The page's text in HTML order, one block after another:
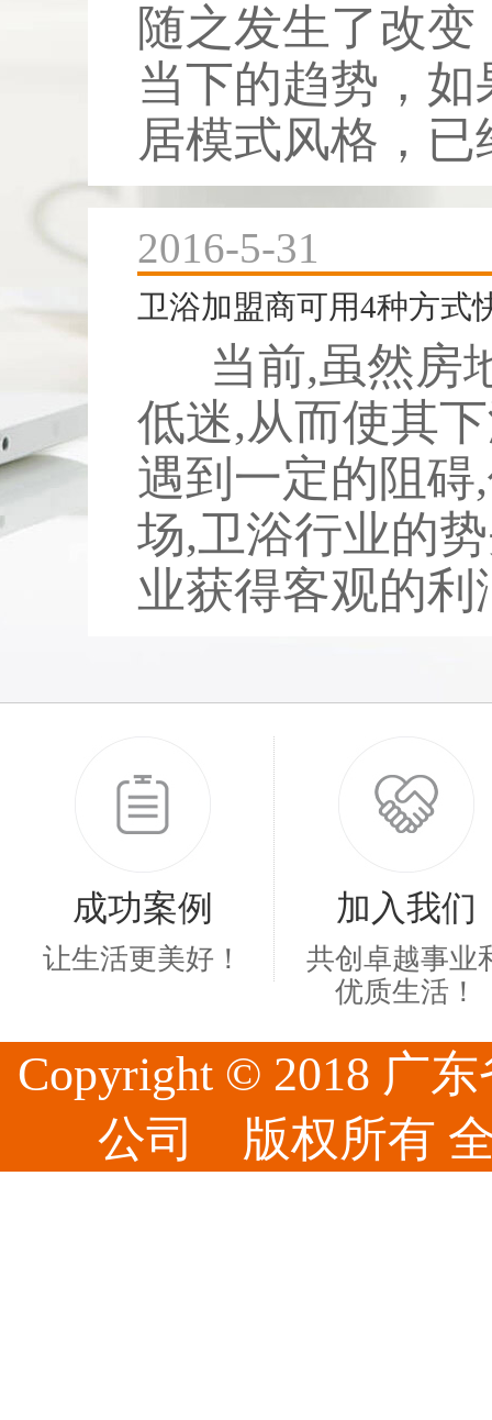
随之发生了改
当下的趋势，
居模式风格，已
2016-5-31
卫浴加盟商可用4种方式
当前,虽然房
低迷,从而使其
遇到一定的阻
场,卫浴行业的
业获得客观的利
成功案例
让生活更美好！
加入我们
共创卓越事业
优质生活！
Copyright © 2018 广
公司 版权所有